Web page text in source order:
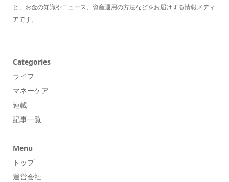
と、お金の知識やニュース、資産運用の方法などをお届けする情報メディ
アです。
Categories
ライフ
マネーケア
連載
記事一覧
Menu
トップ
運営会社